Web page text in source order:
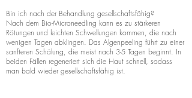
Bin ich nach der Behandlung gesellschaftsfähig?
Nach dem Bio-Microneedling kann es zu stärkeren
Rötungen und leichten Schwellungen kommen, die nach
wenigen Tagen abklingen. Das Algenpeeling führt zu einer
sanfteren Schälung, die meist nach 3-5 Tagen beginnt. In
beiden Fällen regeneriert sich die Haut schnell, sodass
man bald wieder gesellschaftsfähig ist.